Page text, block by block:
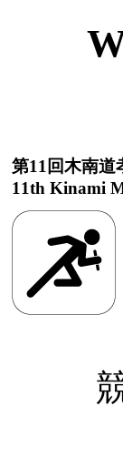
第11回木南
11th Kinami